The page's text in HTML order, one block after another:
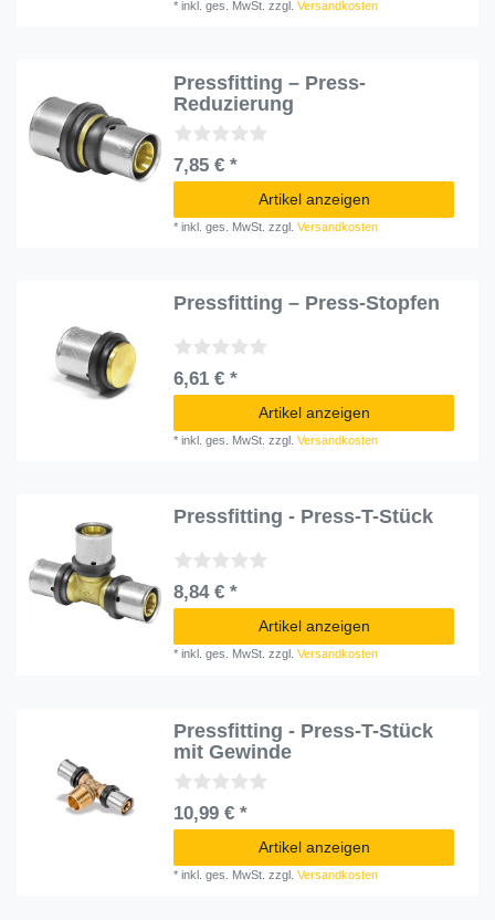
*inkl. ges. MwSt. zzgl.Versandkosten
Pressfitting – Press-
Reduzierung
7,85 € *
Artikel anzeigen
*inkl. ges. MwSt. zzgl.Versandkosten
Pressfitting – Press-Stopfen
6,61 € *
Artikel anzeigen
*inkl. ges. MwSt. zzgl.Versandkosten
Pressfitting - Press-T-Stück
8,84 € *
Artikel anzeigen
*inkl. ges. MwSt. zzgl.Versandkosten
Pressfitting - Press-T-Stück
mit Gewinde
10,99 € *
Artikel anzeigen
*inkl. ges. MwSt. zzgl.Versandkosten